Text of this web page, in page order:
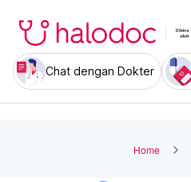
Chat dengan Dokter
Home